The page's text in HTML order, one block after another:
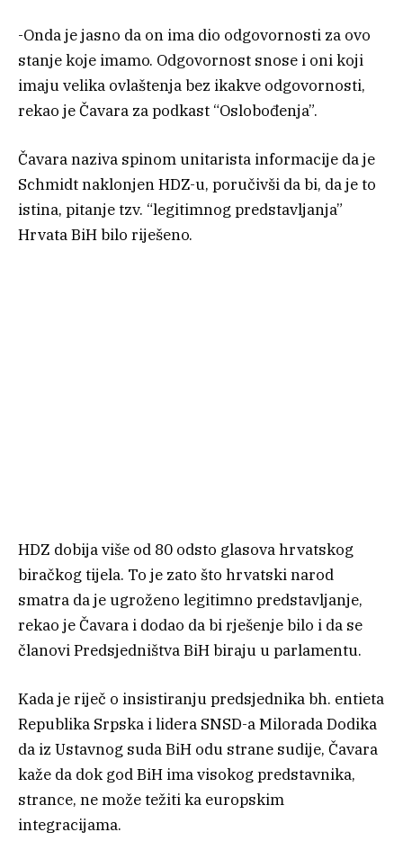
-Onda je jasno da on ima dio odgovornosti za ovo
stanje koje imamo. Odgovornost snose i oni koji
imaju velika ovlaštenja bez ikakve odgovornosti,
rekao je Čavara za podkast “Oslobođenja”.
Čavara naziva spinom unitarista informacije da je
Schmidt naklonjen HDZ-u, poručivši da bi, da je to
istina, pitanje tzv. “legitimnog predstavljanja”
Hrvata BiH bilo riješeno.
HDZ dobija više od 80 odsto glasova hrvatskog
biračkog tijela. To je zato što hrvatski narod
smatra da je ugroženo legitimno predstavljanje,
rekao je Čavara i dodao da bi rješenje bilo i da se
članovi Predsjedništva BiH biraju u parlamentu.
Kada je riječ o insistiranju predsjednika bh. entieta
Republika Srpska i lidera SNSD-a Milorada Dodika
da iz Ustavnog suda BiH odu strane sudije, Čavara
kaže da dok god BiH ima visokog predstavnika,
strance, ne može težiti ka europskim
integracijama.